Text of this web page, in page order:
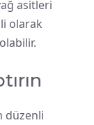
asitleri
olarak
düzenli